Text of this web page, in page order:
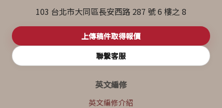
103 台北市大同區長安西路 287 號 6 樓之 8
上傳稿件取得報價
聯繫客服
英文編修
英文編修介紹